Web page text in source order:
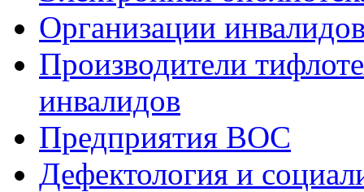
Организации
Производители
инвалидов
Предприятия ВОС
Дефектология и